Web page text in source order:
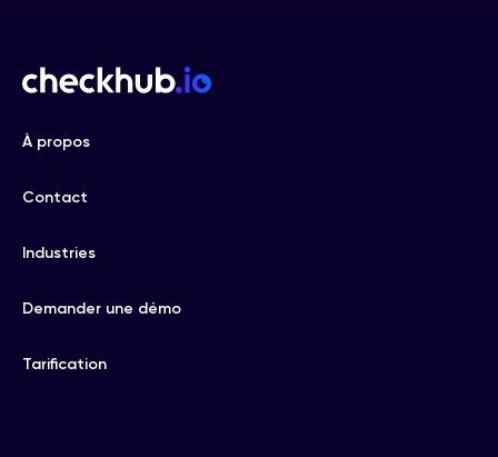
À propos
Contact
Industries
Demander une démo
Tarification